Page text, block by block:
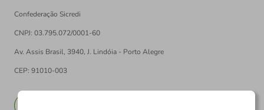
Confederação Sicredi
CNPJ: 03.795.072/0001-60
Av. Assis Brasil, 3940, J. Lindóia - Porto Alegre
CEP: 91010-003